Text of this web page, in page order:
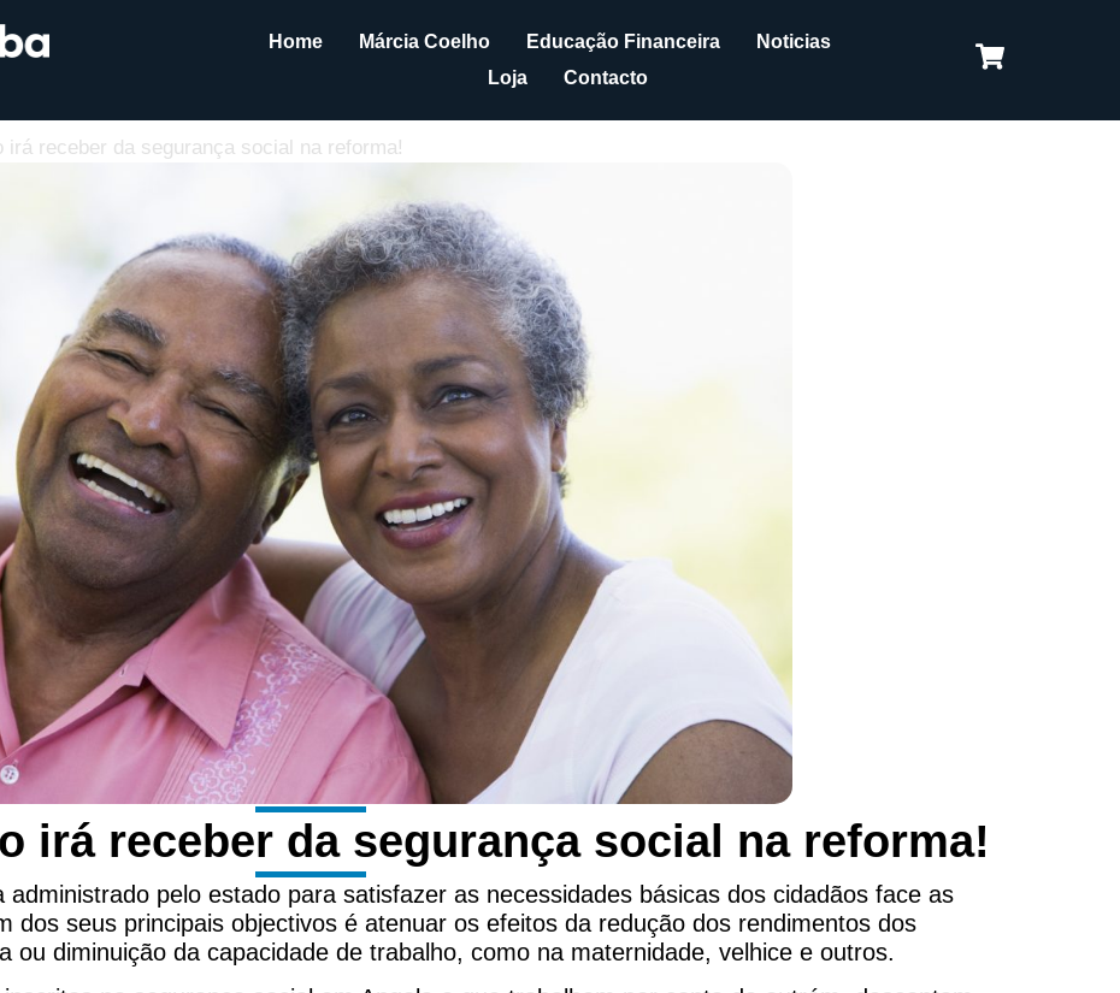
Home Márcia Coelho Educação Financeira
Noticias
Loja
Contacto
irá receber da segurança social na reforma!
irá receber da segurança social na reforma!
pelo estado para satisfazer as necessidades básicas dos cidadãos face as
dos seus principais objectivos é atenuar os efeitos da redução dos rendimentos dos
ou diminuição da capacidade de trabalho, como na maternidade, velhice e outros.